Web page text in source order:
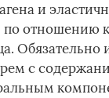
и
по отношению
Обязательно
с